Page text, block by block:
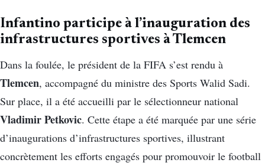
Infantino participe à l’inauguration des
infrastructures sportives à Tlemcen
Dans la foulée, le président de la FIFA s’est rendu à
Tlemcen, accompagné du ministre des Sports Walid Sadi.
Sur place, il a été accueilli par le sélectionneur national
Vladimir Petkovic. Cette étape a été marquée par une série
d’inaugurations d’infrastructures sportives, illustrant
concrètement les efforts engagés pour promouvoir le football